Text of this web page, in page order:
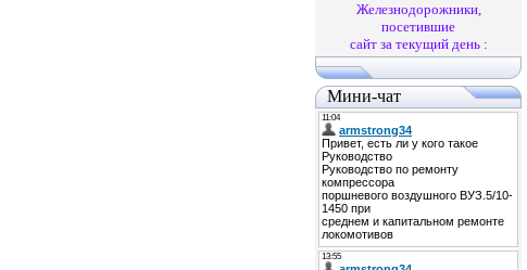
Железнодорожники,
посетившие
сайт за текущий день :
Мини-чат